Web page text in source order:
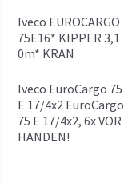
Iveco EUROCARGO
75E16* KIPPER 3,1
0m* KRAN
Iveco EuroCargo 75
E 17/4x2 EuroCargo
75 E 17/4x2, 6x VOR
HANDEN!